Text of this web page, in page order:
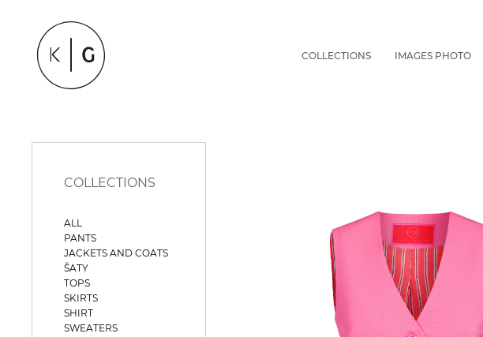
COLLECTIONS IMAGES PHOTO
COLLECTIONS
ALL
PANTS
JACKETS AND COATS
ŠATY
TOPS
SKIRTS
SHIRT
SWEATERS